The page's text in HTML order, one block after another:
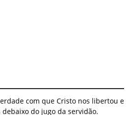
com que Cristo nos libertou e
do jugo da servidão.